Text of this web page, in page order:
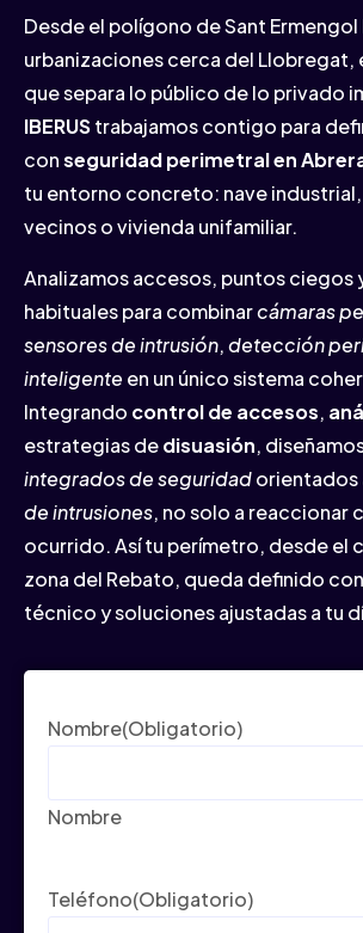
Desde el polígono de Sant Ermengol
urbanizaciones cerca del Llobregat,
que separa lo público de lo privado
IBERUStrabajamos contigo para
conseguridad perimetral en
tu entorno concreto: nave
vecinos o vivienda unifamiliar.
Analizamos accesos, puntos ciegos
habituales para combinarcámaras
sensores de intrusión,detección
inteligente en un único sistema
Integrando control de accesos,
estrategias dedisuasión,
integrados de seguridadorientados
de intrusiones, no solo a reaccionar
ocurrido. Así tu perímetro, desde el
zona del Rebato, queda definido
técnico y soluciones ajustadas a tu
Nombre(Obligatorio)
Nombre
Teléfono(Obligatorio)